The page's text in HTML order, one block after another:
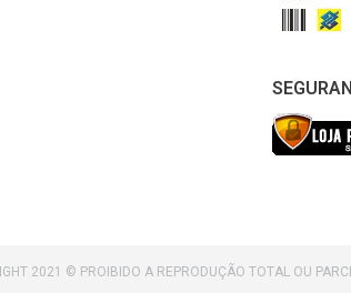
2021 © PROIBIDO A REPRODUÇÃO TOTAL OU